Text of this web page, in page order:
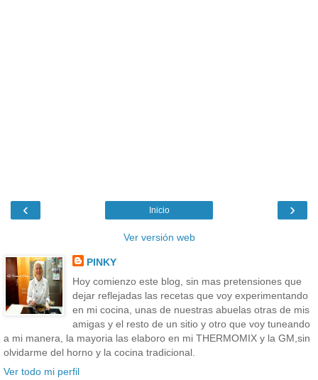
‹ ›
Inicio
Ver versión web
PINKY
Hoy comienzo este blog, sin mas pretensiones que
dejar reflejadas las recetas que voy experimentando
en mi cocina, unas de nuestras abuelas otras de mis
amigas y el resto de un sitio y otro que voy tuneando
a mi manera, la mayoria las elaboro en mi THERMOMIX y la GM,sin
olvidarme del horno y la cocina tradicional.
Ver todo mi perfil